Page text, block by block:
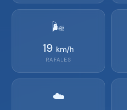
🌬️
19 km/h
RAFALES
☁️